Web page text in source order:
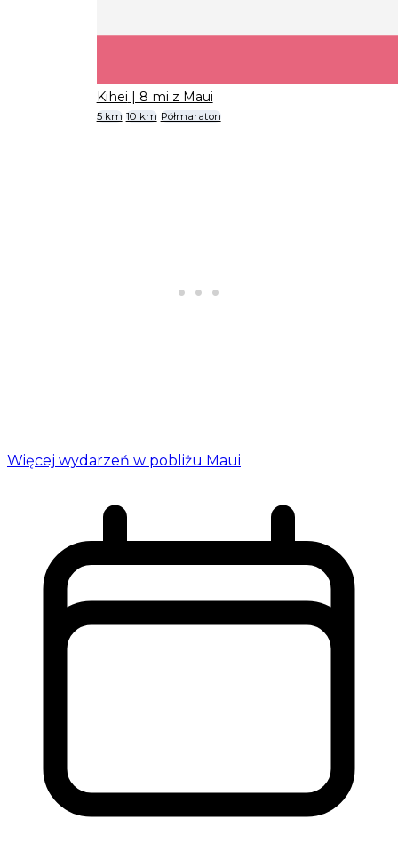
Kihei | 8 mi z Maui
5 km 10 km Półmaraton
Więcej wydarzeń w pobliżu Maui